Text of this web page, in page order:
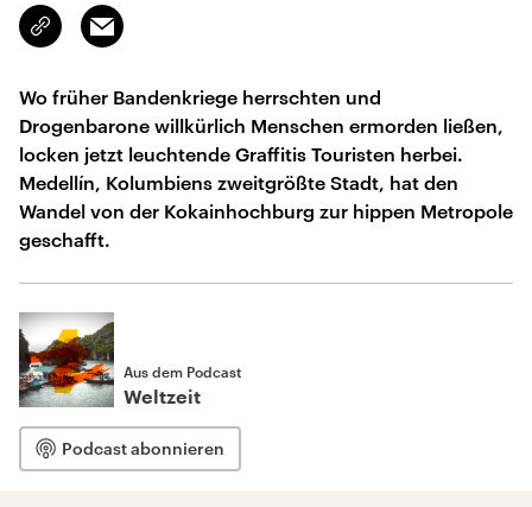
Link
kopieren/teilen
Email
Wo früher Bandenkriege herrschten und
Drogenbarone willkürlich Menschen ermorden ließen,
locken jetzt leuchtende Graffitis Touristen herbei.
Medellín, Kolumbiens zweitgrößte Stadt, hat den
Wandel von der Kokainhochburg zur hippen Metropole
geschafft.
Aus dem Podcast
Weltzeit
Podcast abonnieren